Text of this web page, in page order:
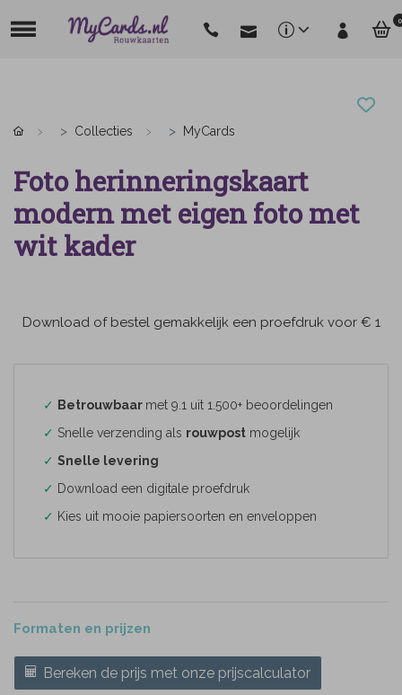
0
Collecties MyCards
Foto herinneringskaart
modern met eigen foto met
wit kader
Download of bestel gemakkelijk een proefdruk voor € 1
✓ Betrouwbaar met 9.1 uit 1.500+ beoordelingen
✓ Snelle verzending als rouwpost mogelijk
✓ Snelle levering
✓ Download een digitale proefdruk
✓ Kies uit mooie papiersoorten en enveloppen
Formaten en prijzen
Bereken de prijs met onze prijscalculator